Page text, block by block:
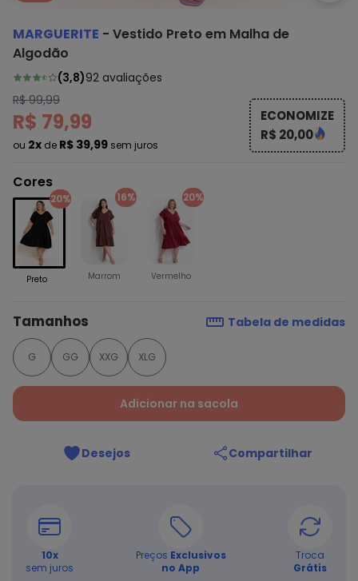
MARGUERITE - Vestido Preto em Malha de
Algodão
(3,8)92 avaliações
R$ 99,99
R$ 79,99
ou 2x de R$ 39,99 sem juros
ECONOMIZE
R$ 20,00
Cores
20%
Preto
16%
Marrom
20%
Vermelho
Tamanhos Tabela de medidas
G GG XXG XLG
Adicionar na sacola
Desejos Compartilhar
10x
sem juros
Preços Exclusivos
no App
Troca
Grátis